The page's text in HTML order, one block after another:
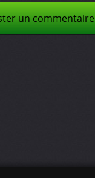
un commentaire